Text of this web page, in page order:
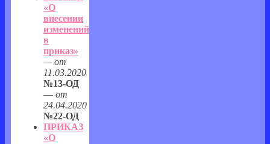
«О
внесении
изменений
в
приказ»
— от
11.03.2020
№13-ОД
— от
24.04.2020
№22-ОД
ПРИКАЗ
«О